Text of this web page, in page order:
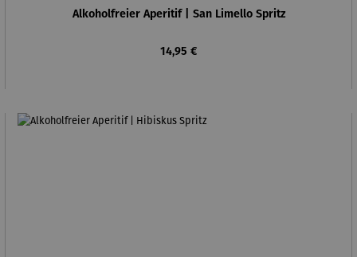
Alkoholfreier Aperitif | San Limello Spritz
Regulärer Preis:
14,95 €